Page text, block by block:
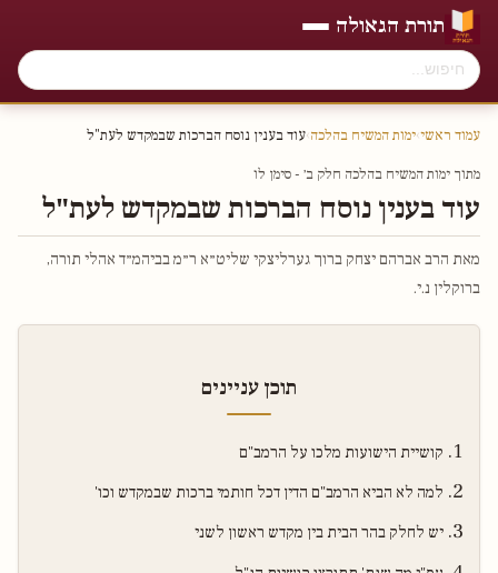
תורת הגאולה
עמוד ראשי›ימות המשיח בהלכה›עוד בענין נוסח הברכות שבמקדש לעת"ל
מתוך ימות המשיח בהלכה חלק ב׳ - סימן לו
עוד בענין נוסח הברכות שבמקדש לעת"ל
מאת הרב אברהם יצחק ברוך גערליצקי שליט״א ר״מ בביהמ״ד אהלי תורה,
ברוקלין נ.י.
תוכן עניינים
קושיית הישועות מלכו על הרמב"ם
למה לא הביא הרמב"ם הדין דכל חותמי ברכות שבמקדש וכו'
יש לחלק בהר הבית בין מקדש ראשון לשני